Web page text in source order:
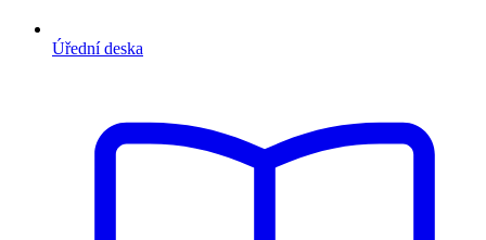
Úřední deska